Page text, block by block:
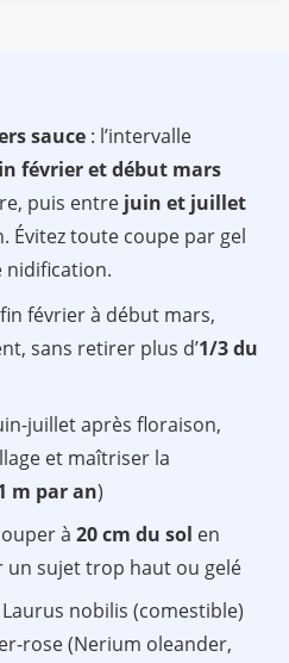
sauce : l’intervalle
février et début mars
puis entre juin et juillet
Évitez toute coupe par gel
nidification.
février à début mars,
sans retirer plus d’1/3 du
juillet après floraison,
et maîtriser la
m par an)
à 20 cm du sol en
sujet trop haut ou gelé
Laurus nobilis (comestible)
rose (Nerium oleander,